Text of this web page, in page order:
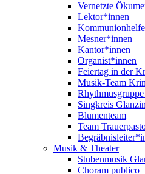
Vernetzte
Lektor*innen
Mesner*innen
Kantor*innen
Organist*innen
Feiertag in der
Musik-Team
Singkreis
Blumenteam
Team
Musik & Theater
Stubenmusik
Choram publico